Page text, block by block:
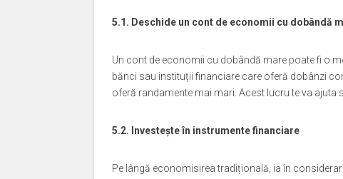
5.1. Deschide un cont de economii cu dobândă
Un cont de economii cu dobândă mare poate fi o
bănci sau instituții financiare care oferă dobânzi
oferă randamente mai mari. Acest lucru te va ajuta
5.2. Investește în instrumente financiare
Pe lângă economisirea tradițională, ia în